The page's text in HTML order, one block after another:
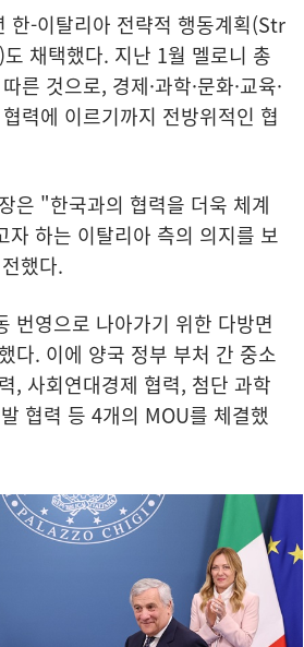
한-이탈리아 전략적 행동계획(Str
채택했다. 지난 1월 멜로니 총
른 것으로, 경제·과학·문화·교육·
력에 이르기까지 전방위적인 협
은 "한국과의 협력을 더욱 체계
자 하는 이탈리아 측의 의지를 보
했다.
번영으로 나아가기 위한 다방면
다. 이에 양국 정부 부처 간 중소
, 사회연대경제 협력, 첨단 과학
협력 등 4개의 MOU를 체결했